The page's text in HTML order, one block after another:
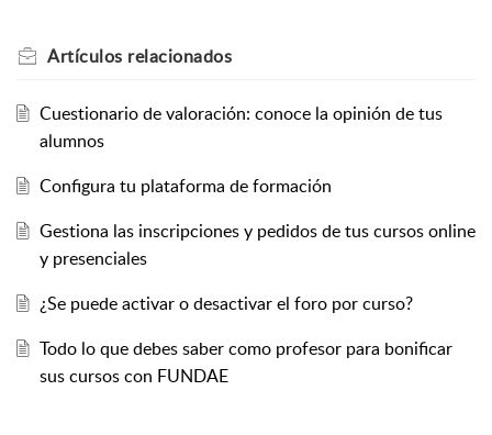
Artículos relacionados
Cuestionario de valoración: conoce la opinión de tus
alumnos
Configura tu plataforma de formación
Gestiona las inscripciones y pedidos de tus cursos online
y presenciales
¿Se puede activar o desactivar el foro por curso?
Todo lo que debes saber como profesor para bonificar
sus cursos con FUNDAE